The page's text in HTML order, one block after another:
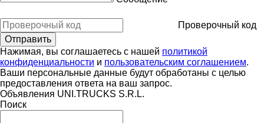
Проверочный код
Нажимая, вы соглашаетесь с нашей политикой
конфиденциальности и пользовательским соглашением.
Ваши персональные данные будут обработаны с целью
предоставления ответа на ваш запрос.
Объявления UNI.TRUCKS S.R.L.
Поиск